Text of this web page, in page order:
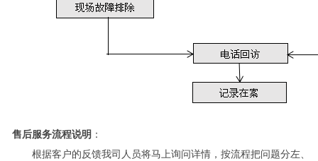
售后服务流程说明 ：
根据客户的反馈我司人员将马上询问详情，按流程把问题分左、